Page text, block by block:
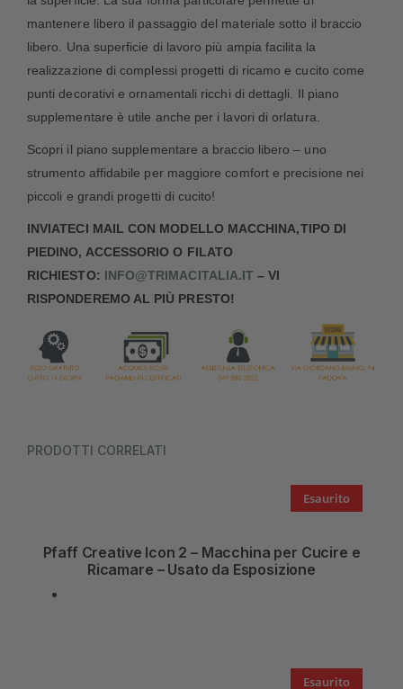
mantenere libero il passaggio del materiale sotto il braccio
libero. Una superficie di lavoro più ampia facilita la
realizzazione di complessi progetti di ricamo e cucito come
punti decorativi e ornamentali ricchi di dettagli. Il piano
supplementare è utile anche per i lavori di orlatura.
Scopri il piano supplementare a braccio libero – uno
strumento affidabile per maggiore comfort e precisione nei
piccoli e grandi progetti di cucito!
INVIATECI MAIL CON MODELLO MACCHINA,TIPO DI
PIEDINO, ACCESSORIO O FILATO
RICHIESTO: INFO@TRIMACITALIA.IT – VI
RISPONDEREMO AL PIÙ PRESTO!
PRODOTTI CORRELATI
Esaurito
Pfaff Creative Icon 2 – Macchina per Cucire e
Ricamare – Usato da Esposizione
Esaurito